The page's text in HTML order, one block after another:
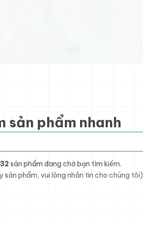
sản phẩm nhanh
sản phẩm đang chờ bạn tìm kiếm.
sản phẩm, vui lòng nhắn tin cho chúng tôi)